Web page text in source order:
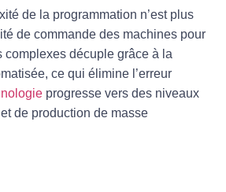
de la programmation n’est plus
de commande des machines pour
complexes décuple grâce à la
ce qui élimine l’erreur
progresse vers des niveaux
de production de masse